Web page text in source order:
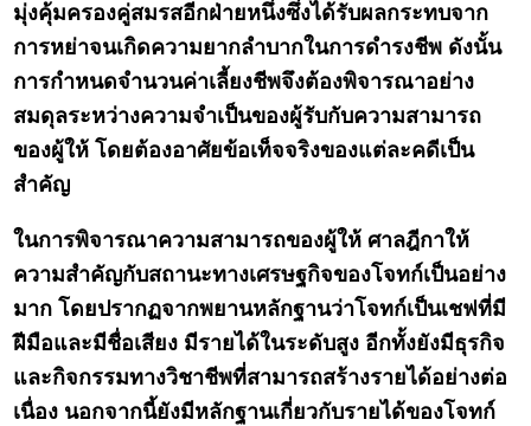
มุ่งคุ้มครองคู่สมรสอีกฝ่ายหนึ่งซึ่งได้รับผลกระทบจาก
การหย่าจนเกิดความยากลำบากในการดำรงชีพ ดังนั้น
การกำหนดจำนวนค่าเลี้ยงชีพจึงต้องพิจารณาอย่าง
สมดุลระหว่างความจำเป็นของผู้รับกับความสามารถ
ของผู้ให้ โดยต้องอาศัยข้อเท็จจริงของแต่ละคดีเป็น
สำคัญ
ในการพิจารณาความสามารถของผู้ให้ ศาลฎีกาให้
ความสำคัญกับสถานะทางเศรษฐกิจของโจทก์เป็นอย่าง
มาก โดยปรากฏจากพยานหลักฐานว่าโจทก์เป็นเชฟที่มี
ฝีมือและมีชื่อเสียง มีรายได้ในระดับสูง อีกทั้งยังมีธุรกิจ
และกิจกรรมทางวิชาชีพที่สามารถสร้างรายได้อย่างต่อ
เนื่อง นอกจากนี้ยังมีหลักฐานเกี่ยวกับรายได้ของโจทก์